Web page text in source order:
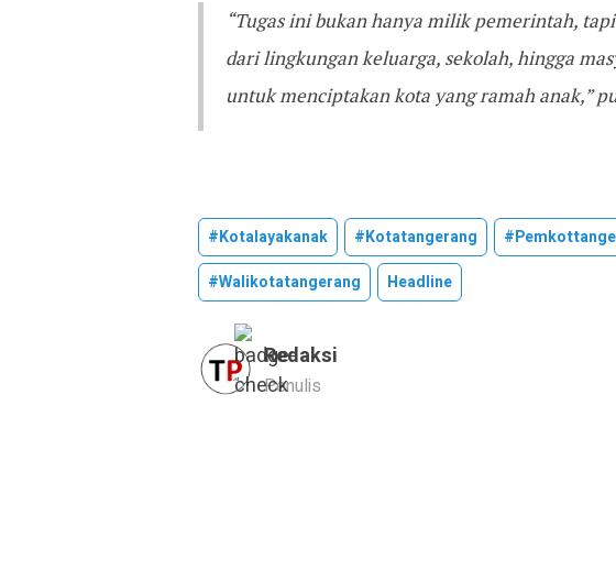
“Tugas ini bukan hanya milik pemerintah,
dari lingkungan keluarga, sekolah, hingga
untuk menciptakan kota yang ramah anak,”
#kotalayakanak #kotatangerang
#walikotatangerang
Headline
Redaksi
Penulis